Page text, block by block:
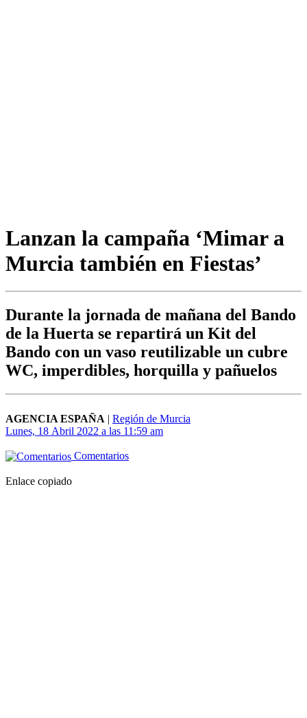
Lanzan la campaña ‘Mimar a
Murcia también en Fiestas’
Durante la jornada de mañana del Bando
de la Huerta se repartirá un Kit del
Bando con un vaso reutilizable un cubre
WC, imperdibles, horquilla y pañuelos
AGENCIA ESPAÑA | Región de Murcia
Lunes, 18 Abril 2022 a las 11:59 am
Comentarios
Enlace copiado